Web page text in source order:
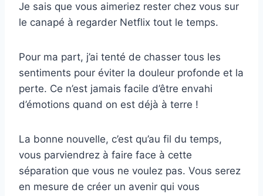
Je sais que vous aimeriez rester chez vous sur
le canapé à regarder Netflix tout le temps.
Pour ma part, j’ai tenté de chasser tous les
sentiments pour éviter la douleur profonde et la
perte. Ce n’est jamais facile d’être envahi
d’émotions quand on est déjà à terre !
La bonne nouvelle, c’est qu’au fil du temps,
vous parviendrez à faire face à cette
séparation que vous ne voulez pas. Vous serez
en mesure de créer un avenir qui vous